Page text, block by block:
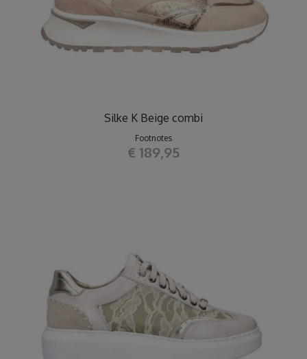
Silke K Beige combi
Footnotes
€ 189,95